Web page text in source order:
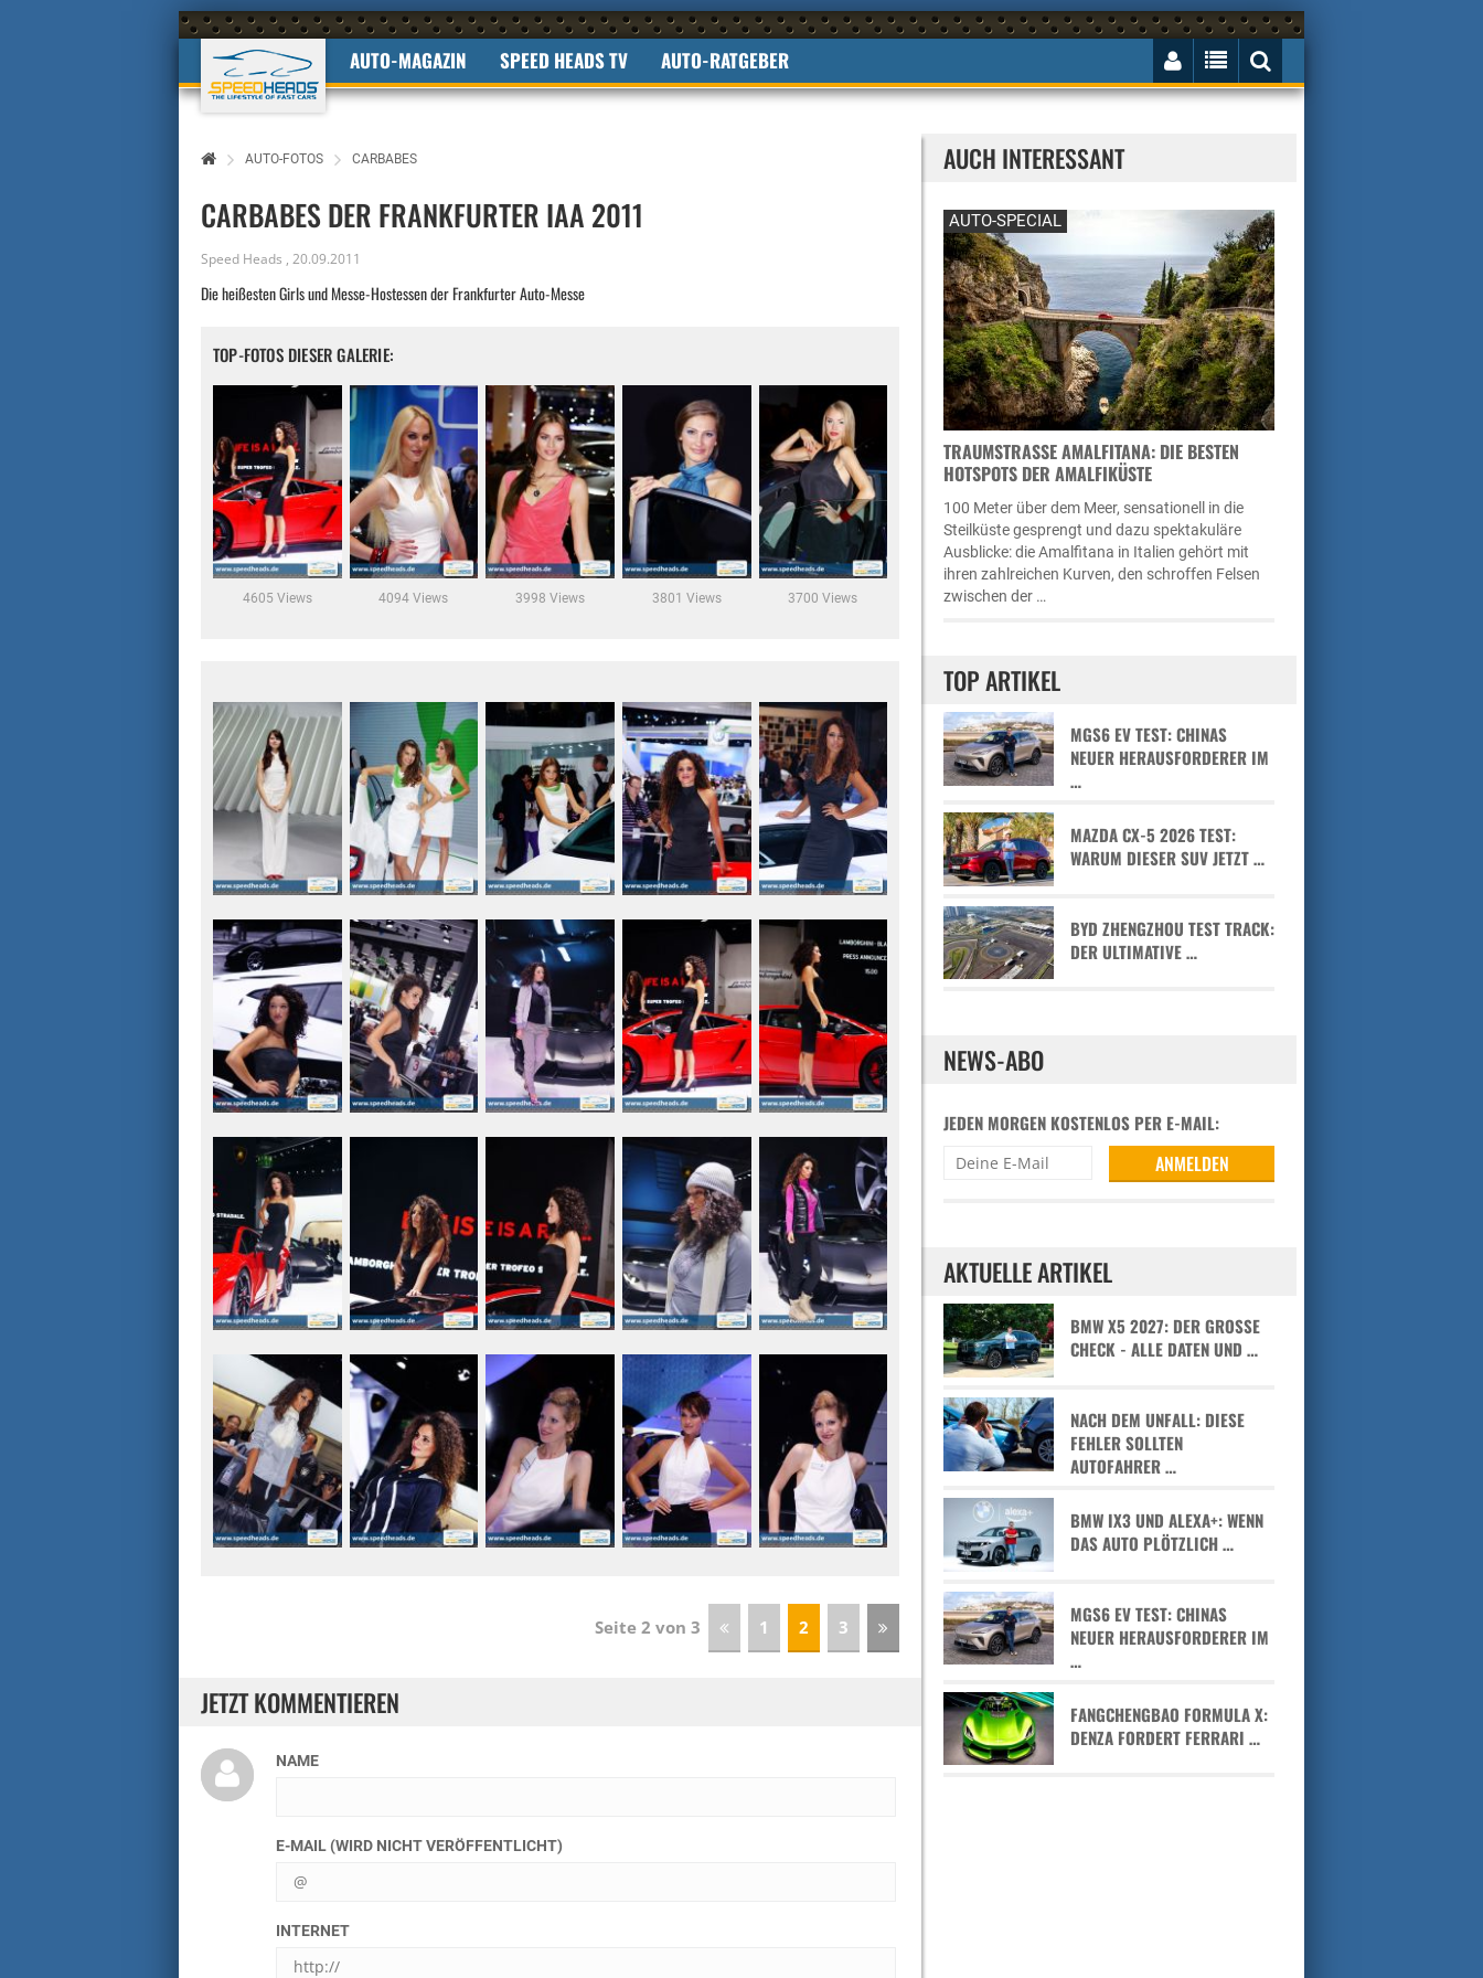
AUTO-MAGAZIN SPEED HEADS TV AUTO-RATGEBER
AUTO-FOTOS CARBABES
CARBABES DER FRANKFURTER IAA 2011
Speed Heads , 20.09.2011
Die heißesten Girls und Messe-Hostessen der Frankfurter Auto-Messe
TOP-FOTOS DIESER GALERIE:
4605 Views 4094 Views 3998 Views 3801 Views 3700 Views
Seite 2 von 3 1 2 3
JETZT KOMMENTIEREN
NAME
E-MAIL (WIRD NICHT VERÖFFENTLICHT)
INTERNET
AUCH INTERESSANT
AUTO-SPECIAL
TRAUMSTRASSE AMALFITANA: DIE BESTEN H
OTSPOTS DER AMALFIKÜSTE
100 Meter über dem Meer, sensationell in die
Steilküste gesprengt und dazu spektakuläre
Ausblicke: die Amalfitana in Italien gehört mit
ihren zahlreichen Kurven, den schroffen Felsen
zwischen der …
TOP ARTIKEL
MGS6 EV TEST: CHINAS
NEUER HERAUSFORDERER IM
…
MAZDA CX-5 2026 TEST:
WARUM DIESER SUV JETZT …
BYD ZHENGZHOU TEST TRACK:
DER ULTIMATIVE …
NEWS-ABO
JEDEN MORGEN KOSTENLOS PER E-MAIL:
AKTUELLE ARTIKEL
BMW X5 2027: DER GROSSE C
HECK - ALLE DATEN UND …
NACH DEM UNFALL: DIESE
FEHLER SOLLTEN
AUTOFAHRER …
BMW IX3 UND ALEXA+: WENN
DAS AUTO PLÖTZLICH …
MGS6 EV TEST: CHINAS
NEUER HERAUSFORDERER IM
…
FANGCHENGBAO FORMULA X:
DENZA FORDERT FERRARI …